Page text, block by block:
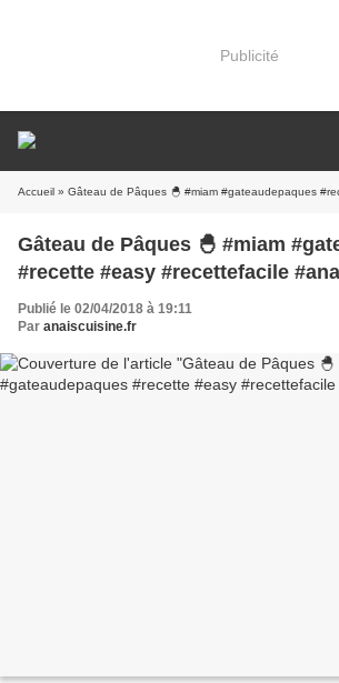
Publicité
Accueil » Gâteau de Pâques 🐣 #miam #gateaudepaques #recette
Gâteau de Pâques 🐣 #miam
#recette #easy #recettefacile
Publié le 02/04/2018 à 19:11
Par anaiscuisine.fr